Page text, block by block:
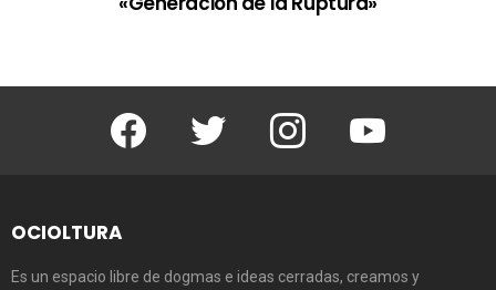
Facebook Twitter Instagram Youtube
OCIOLTURA
Es un espacio libre de dogmas e ideas cerradas, creamos y